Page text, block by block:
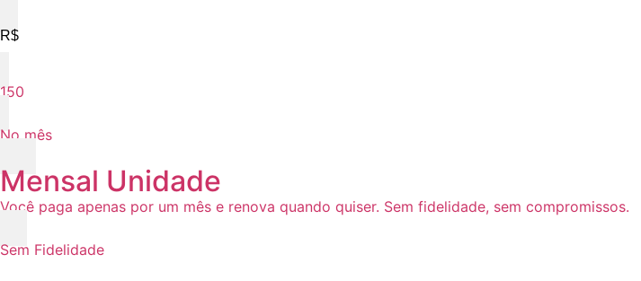
R$
150
No mês
Mensal Unidade
Você paga apenas por um mês e renova quando quiser. Sem fidelidade, sem compromissos.
Sem Fidelidade